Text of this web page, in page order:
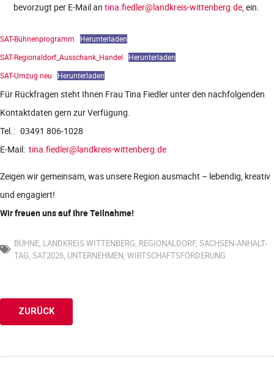
bevorzugt per E-Mail an tina.fiedler@landkreis-wittenberg.de, ein.
SAT-Bühnenprogramm
Herunterladen
SAT-Regionaldorf_Ausschank_Handel
Herunterladen
SAT-Umzug neu
Herunterladen
Für Rückfragen steht Ihnen Frau Tina Fiedler unter den nachfolgenden
Kontaktdaten gern zur Verfügung.
Tel.: 03491 806-1028
E-Mail: tina.fiedler@landkreis-wittenberg.de
Zeigen wir gemeinsam, was unsere Region ausmacht – lebendig, kreativ
und engagiert!
Wir freuen uns auf Ihre Teilnahme!
BÜHNE, LANDKREIS WITTENBERG, REGIONALDORF, SACHSEN-ANHALT-
TAG, SAT2026, UNTERNEHMEN, WIRTSCHAFTSFÖRDERUNG
ZURÜCK